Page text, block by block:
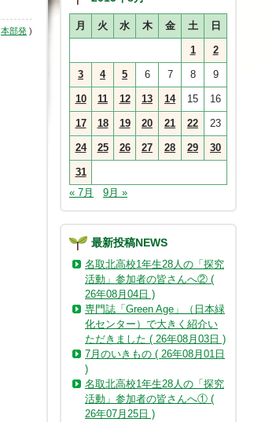
本部発 ) 月 火 水 木 金 土 日
1 2
3 4 5 6 7 8 9
10 11 12 13 14 15 16
17 18 19 20 21 22 23
24 25 26 27 28 29 30
31
« 7月
9月 »
最新投稿NEWS
名取北高校1年生28人の「探究
活動」参加者の皆さんへ② (
26年08月04日 )
専門誌「Green Age」（日本緑
化センター）で大きく紹介い
ただきました ( 26年08月03日 )
7月のいきもの ( 26年08月01日
)
名取北高校1年生28人の「探究
活動」参加者の皆さんへ① (
26年07月25日 )